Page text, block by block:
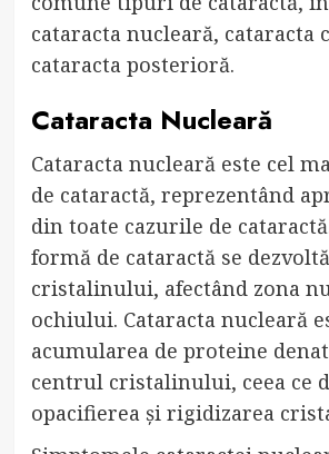
cataracta nucleară, cataracta
cataracta posterioră.
Cataracta Nucleară
Cataracta nucleară este cel
de cataractă, reprezentând
din toate cazurile de
formă de cataractă se
cristalinului, afectând zona
ochiului. Cataracta nucleară
acumularea de proteine
centrul cristalinului, ceea ce
opacifierea și rigidizarea